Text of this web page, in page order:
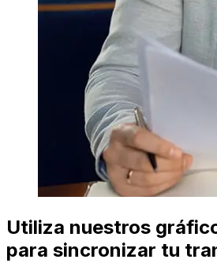
Utiliza nuestros
para sincronizar tu